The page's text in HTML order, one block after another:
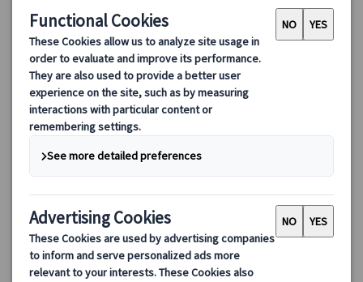
ローマ街歩きを楽しむ！午前/午後（日本語アシスタント付）
おしゃれなカフェで休憩など、アシスタントが同行してサポート
するので、安心して街歩きを楽しむことができます。
80.00 EUR
5.0 (2件)